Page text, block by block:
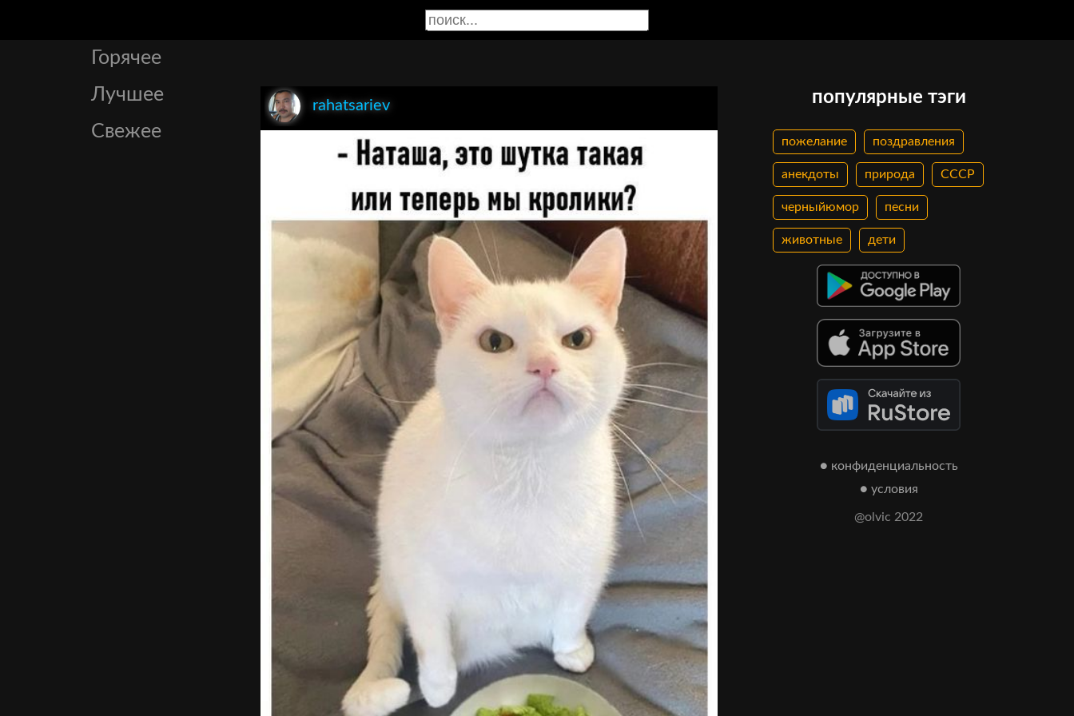
Горячее
Лучшее
Свежее
rahatsariev популярные тэги
пожелание поздравления
анекдоты природа СССР
черныйюмор песни
животные дети
● конфиденциальность
● условия
@olvic 2022